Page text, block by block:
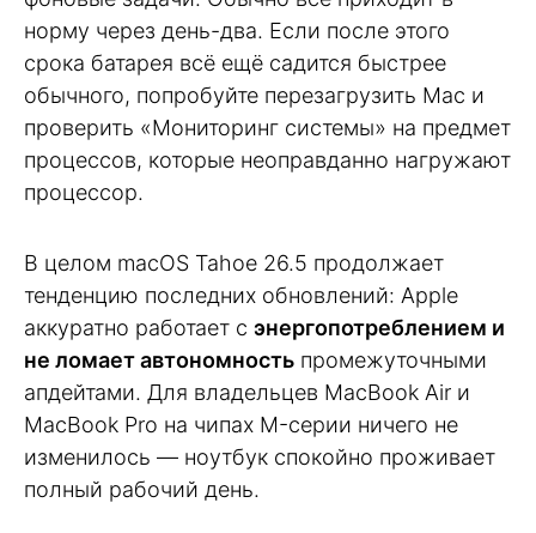
норму через день-два. Если после этого
срока батарея всё ещё садится быстрее
обычного, попробуйте перезагрузить Mac и
проверить «Мониторинг системы» на предмет
процессов, которые неоправданно нагружают
процессор.
В целом macOS Tahoe 26.5 продолжает
тенденцию последних обновлений: Apple
аккуратно работает с энергопотреблением и
не ломает автономность промежуточными
апдейтами. Для владельцев MacBook Air и
MacBook Pro на чипах M-серии ничего не
изменилось — ноутбук спокойно проживает
полный рабочий день.